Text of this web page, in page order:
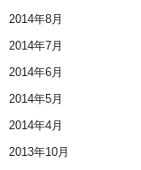
2014年8月
2014年7月
2014年6月
2014年5月
2014年4月
2013年10月